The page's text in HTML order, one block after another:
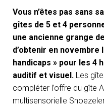
Vous n’êtes pas sans
gîtes de 5 et 4
une ancienne grange
d’obtenir en novembre
handicaps » pour les 4
auditif et visuel. Les
compléter l’offre du gîte
multisensorielle